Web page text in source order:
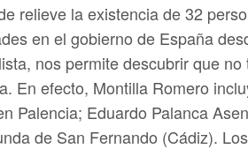
relieve la existencia de 32
en el gobierno de España
nos permite descubrir que
En efecto, Montilla Romero
Palencia; Eduardo Palanca
de San Fernando (Cádiz).